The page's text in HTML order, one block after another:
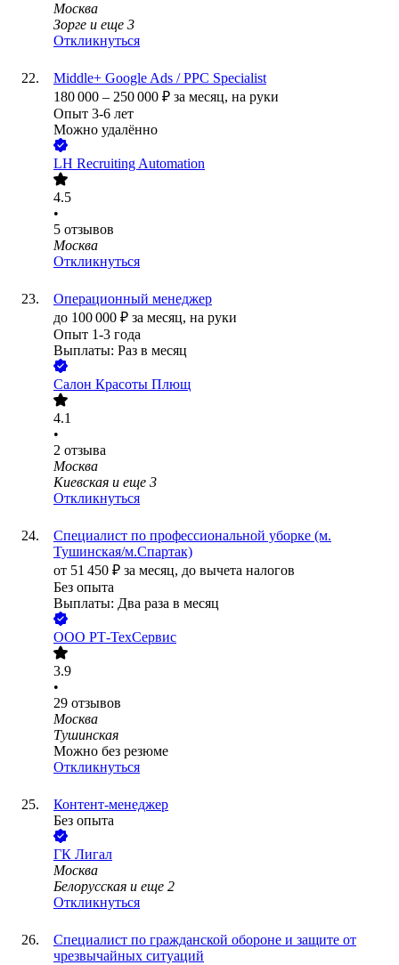
Москва
Зорге и еще 3
Откликнуться
Middle+ Google Ads / PPC Specialist
180 000 – 250 000 ₽ за месяц, на руки
Опыт 3-6 лет
Можно удалённо
LH Recruiting Automation
4.5
•
5 отзывов
Москва
Откликнуться
Операционный менеджер
до 100 000 ₽ за месяц, на руки
Опыт 1-3 года
Выплаты: Раз в месяц
Салон Красоты Плющ
4.1
•
2 отзыва
Москва
Киевская и еще 3
Откликнуться
Специалист по профессиональной уборке (м.
Тушинская/м.Спартак)
от 51 450 ₽ за месяц, до вычета налогов
Без опыта
Выплаты: Два раза в месяц
ООО РТ-ТехСервис
3.9
•
29 отзывов
Москва
Тушинская
Можно без резюме
Откликнуться
Контент-менеджер
Без опыта
ГК Лигал
Москва
Белорусская и еще 2
Откликнуться
Специалист по гражданской обороне и защите от
чрезвычайных ситуаций